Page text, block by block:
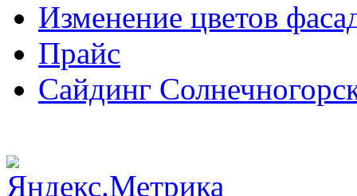
Изменение цветов
Прайс
Сайдинг